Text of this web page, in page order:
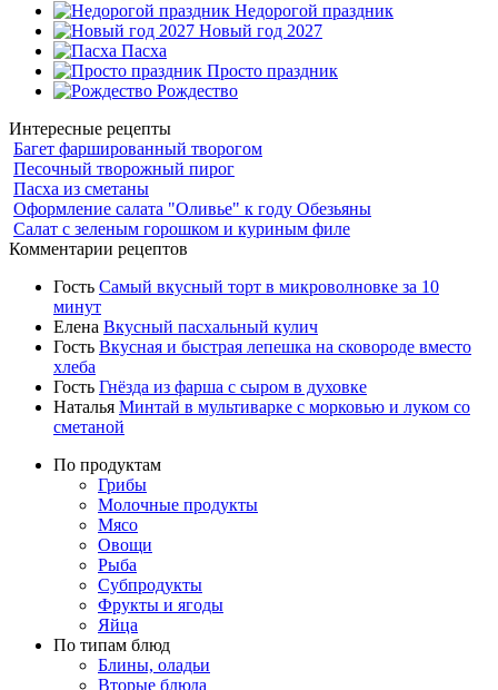
Недорогой праздник
Новый год 2027
Пасха
Просто праздник
Рождество
Интересные рецепты
Багет фаршированный творогом
Песочный творожный пирог
Пасха из сметаны
Оформление салата "Оливье" к году Обезьяны
Салат с зеленым горошком и куриным филе
Комментарии рецептов
Гость Самый вкусный торт в микроволновке за 10
минут
Елена Вкусный пасхальный кулич
Гость Вкусная и быстрая лепешка на сковороде вместо
хлеба
Гость Гнёзда из фарша с сыром в духовке
Наталья Минтай в мультиварке с морковью и луком со
сметаной
По продуктам
Грибы
Молочные продукты
Мясо
Овощи
Рыба
Субпродукты
Фрукты и ягоды
Яйца
По типам блюд
Блины, оладьи
Вторые блюда